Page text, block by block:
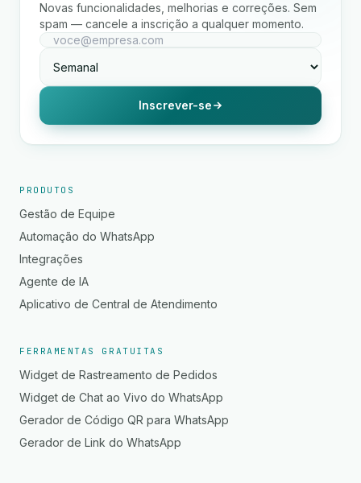
Novas funcionalidades, melhorias e correções. Sem
spam — cancele a inscrição a qualquer momento.
Inscrever-se
PRODUTOS
Gestão de Equipe
Automação do WhatsApp
Integrações
Agente de IA
Aplicativo de Central de Atendimento
FERRAMENTAS GRATUITAS
Widget de Rastreamento de Pedidos
Widget de Chat ao Vivo do WhatsApp
Gerador de Código QR para WhatsApp
Gerador de Link do WhatsApp